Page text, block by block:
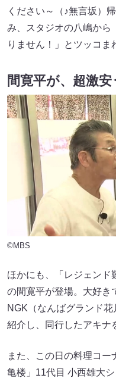
ください～（♪無言坂）
み、スタジオの八嶋から
りません！」とツッコ
間寛平が、超激安
©MBS
ほかにも、「レジェンド
の間寛平が登場。大好き
NGK（なんばグランド
紹介し、同行したアキナ
また、この日の料理コ
亀楼」11代目 小西雄大